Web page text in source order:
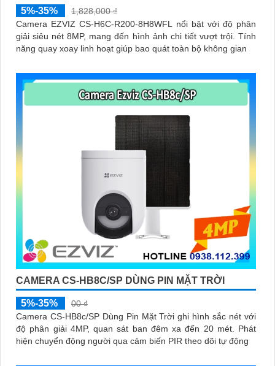
5%-35%
1,828,000 ₫
Camera EZVIZ CS-H6C-R200-8H8WFL nổi bật với độ phân
giải siêu nét 8MP, mang đến hình ảnh chi tiết vượt trội. Tính
năng quay xoay linh hoạt giúp bao quát toàn bộ không gian
CAMERA CS-HB8C/SP DÙNG PIN MẶT TRỜI
5%-35%
00 ₫
Camera CS-HB8c/SP Dùng Pin Mặt Trời ghi hình sắc nét với
độ phân giải 4MP, quan sát ban đêm xa đến 20 mét. Phát
hiện chuyển động người qua cảm biến PIR theo dõi tự động